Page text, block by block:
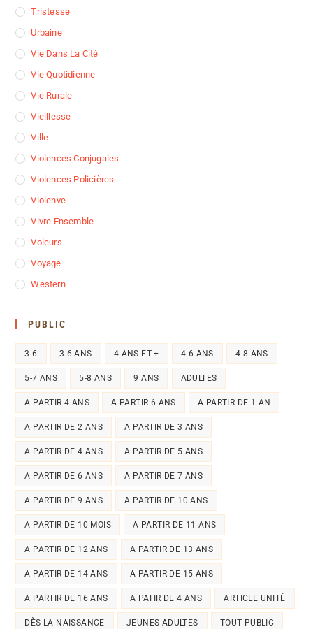
Tristesse
Urbaine
Vie Dans La Cité
Vie Quotidienne
Vie Rurale
Vieillesse
Ville
Violences Conjugales
Violences Policières
Violenve
Vivre Ensemble
Voleurs
Voyage
Western
PUBLIC
3-6 3-6 ANS 4 ANS ET + 4-6 ANS 4-8 ANS
5-7 ANS 5-8 ANS 9 ANS ADULTES
A PARTIR 4 ANS A PARTIR 6 ANS A PARTIR DE 1 AN
A PARTIR DE 2 ANS A PARTIR DE 3 ANS
A PARTIR DE 4 ANS A PARTIR DE 5 ANS
A PARTIR DE 6 ANS A PARTIR DE 7 ANS
A PARTIR DE 9 ANS A PARTIR DE 10 ANS
A PARTIR DE 10 MOIS A PARTIR DE 11 ANS
A PARTIR DE 12 ANS A PARTIR DE 13 ANS
A PARTIR DE 14 ANS A PARTIR DE 15 ANS
A PARTIR DE 16 ANS A PATIR DE 4 ANS ARTICLE UNITÉ
DÈS LA NAISSANCE JEUNES ADULTES TOUT PUBLIC